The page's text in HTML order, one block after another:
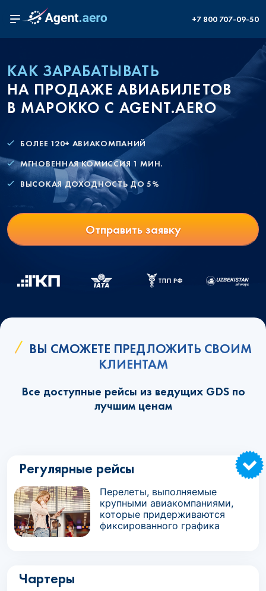
+7 800 707-09-50
КАК ЗАРАБАТЫВАТЬ
НА ПРОДАЖЕ АВИАБИЛЕТОВ
В МАРОККО С AGENT.AERO
БОЛЕЕ 120+ АВИАКОМПАНИЙ
МГНОВЕННАЯ КОМИССИЯ 1 МИН.
ВЫСОКАЯ ДОХОДНОСТЬ ДО 5%
Отправить заявку
ВЫ СМОЖЕТЕ ПРЕДЛОЖИТЬ СВОИМ
КЛИЕНТАМ
Все доступные рейсы из ведущих GDS по
лучшим ценам
Регулярные рейсы
Перелеты, выполняемые
крупными авиакомпаниями,
которые придерживаются
фиксированного графика
Чартеры